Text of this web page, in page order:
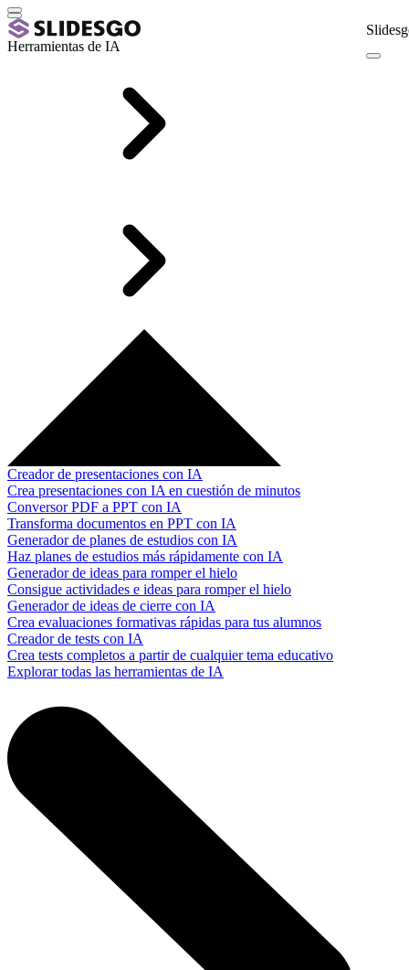
Herramientas de IA
Creador de presentaciones con IA
Crea presentaciones con IA en cuestión de minutos
Conversor PDF a PPT con IA
Transforma documentos en PPT con IA
Generador de planes de estudios con IA
Haz planes de estudios más rápidamente con IA
Generador de ideas para romper el hielo
Consigue actividades e ideas para romper el hielo
Generador de ideas de cierre con IA
Crea evaluaciones formativas rápidas para tus alumnos
Creador de tests con IA
Crea tests completos a partir de cualquier tema educativo
Explorar todas las herramientas de IA